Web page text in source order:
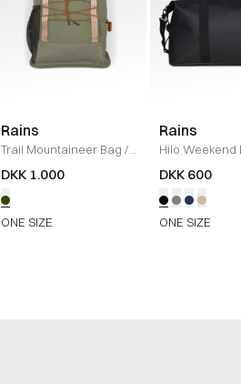
Rains
Trail Mountaineer Bag /
WELL
DKK 1.000
ONE SIZE
Rains
Hilo Weekend
SORT
DKK 600
ONE SIZE